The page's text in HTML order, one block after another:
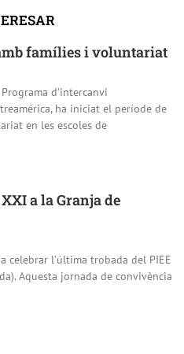
famílies i voluntariat
d’intercanvi
ha iniciat el període de
en les escoles de
a la Granja de
celebrar l’última trobada del PIEE
Aquesta jornada de convivència